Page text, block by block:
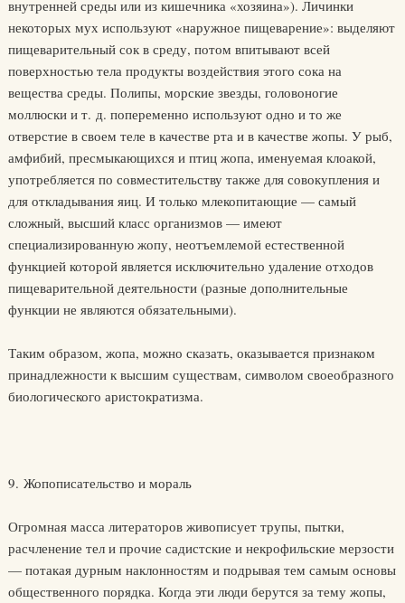
внутренней среды или из кишечника «хозяина»). Личинки
некоторых мух используют «наружное пищеварение»: выделяют
пищеварительный сок в среду, потом впитывают всей
поверхностью тела продукты воздействия этого сока на
вещества среды. Полипы, морские звезды, головоногие
моллюски и т. д. попеременно используют одно и то же
отверстие в своем теле в качестве рта и в качестве жопы. У рыб,
амфибий, пресмыкающихся и птиц жопа, именуемая клоакой,
употребляется по совместительству также для совокупления и
для откладывания яиц. И только млекопитающие — самый
сложный, высший класс организмов — имеют
специализированную жопу, неотъемлемой естественной
функцией которой является исключительно удаление отходов
пищеварительной деятельности (разные дополнительные
функции не являются обязательными).
Таким образом, жопа, можно сказать, оказывается признаком
принадлежности к высшим существам, символом своеобразного
биологического аристократизма.
9. Жопописательство и мораль
Огромная масса литераторов живописует трупы, пытки,
расчленение тел и прочие садистские и некрофильские мерзости
— потакая дурным наклонностям и подрывая тем самым основы
общественного порядка. Когда эти люди берутся за тему жопы,